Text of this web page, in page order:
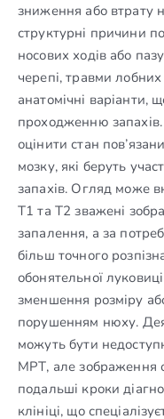
зниження або втрату
структурні причини
носових ходів або
черепі, травми лобних
анатомічні
проходженню
оцінити стан
мозку, які беруть
запахів. Огляд може
T1 та T2 зважені
запалення, а за
більш точного
обонятельної
зменшення розміру
порушенням нюху.
можуть бути
МРТ, але зображення
подальші кроки
клініці, що